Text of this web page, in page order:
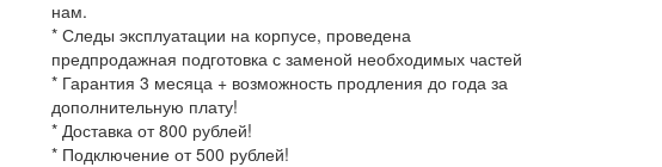
нам.
* Следы эксплуатации на корпусе, проведена
предпродажная подготовка с заменой необходимых частей
* Гарантия 3 месяца + возможность продления до года за
дополнительную плату!
* Доставка от 800 рублей!
* Подключение от 500 рублей!